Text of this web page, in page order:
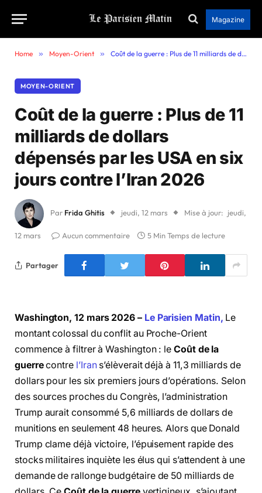
Magazine
Home » Moyen-Orient » Coût de la guerre : Plus de 11 milliards de dollars dépensés par les USA en six jours contre l’Iran 2026
MOYEN-ORIENT
Coût de la guerre : Plus de 11
milliards de dollars
dépensés par les USA en six
jours contre l’Iran 2026
Par Frida Ghitis jeudi, 12 mars Mise à jour: jeudi,
12 mars Aucun commentaire 5 Min Temps de lecture
Partager
Washington, 12 mars 2026 – Le Parisien Matin, Le
montant colossal du conflit au Proche-Orient
commence à filtrer à Washington : leCoût de la
guerrecontre l’Irans’élèverait déjà à 11,3 milliards de
dollars pour les six premiers jours d’opérations. Selon
des sources proches du Congrès, l’administration
Trump aurait consommé 5,6 milliards de dollars de
munitions en seulement 48 heures. Alors que Donald
Trump clame déjà victoire, l’épuisement rapide des
stocks militaires inquiète les élus qui s’attendent à une
demande de rallonge budgétaire de 50 milliards de